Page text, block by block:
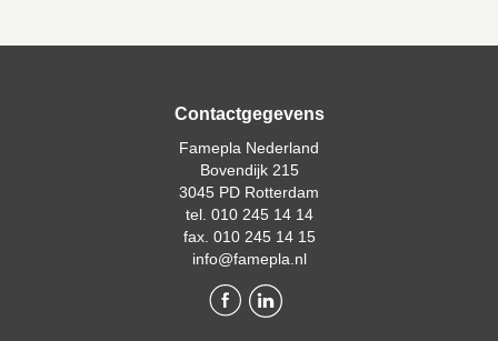
Contactgegevens
Famepla Nederland
Bovendijk 215
3045 PD Rotterdam
tel. 010 245 14 14
fax. 010 245 14 15
info@famepla.nl